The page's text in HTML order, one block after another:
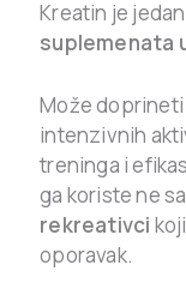
Kreatin je
suplemenata
Može
intenzivnih
treninga i
ga koriste ne
rekreativci
oporavak.